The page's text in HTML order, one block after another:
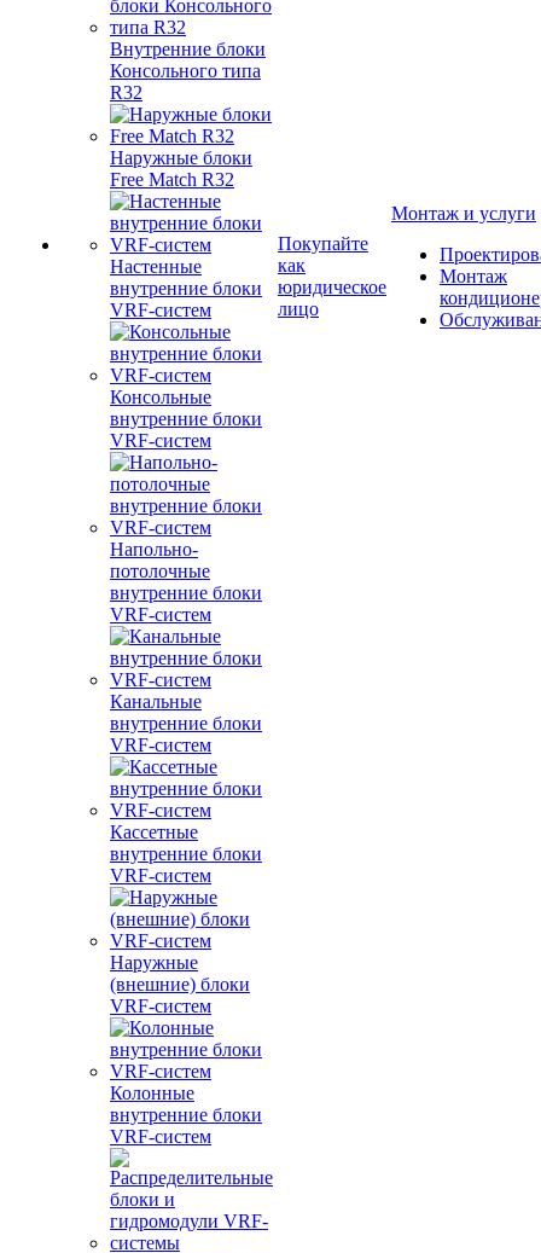
Внутренние блоки
Консольного типа
R32
Наружные блоки
Free Match R32
Настенные
внутренние блоки
VRF-систем
Консольные
внутренние блоки
VRF-систем
Напольно-
потолочные
внутренние блоки
VRF-систем
Канальные
внутренние блоки
VRF-систем
Кассетные
внутренние блоки
VRF-систем
Наружные
(внешние) блоки
VRF-систем
Колонные
внутренние блоки
VRF-систем
Покупайте
как
юридическое
лицо
Монтаж и услуги
Монтаж